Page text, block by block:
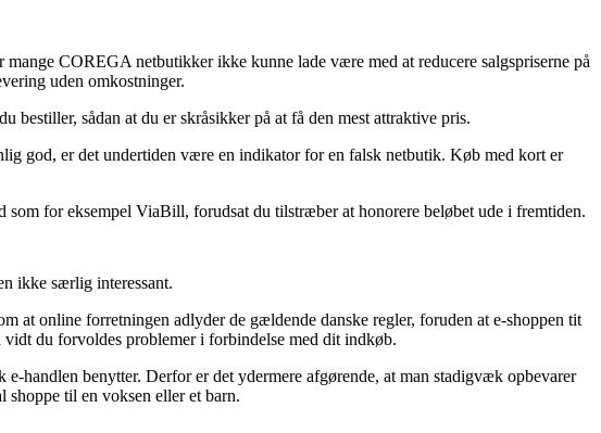
COREGA netbutikker ikke kunne lade være med at reducere salgspriserne på
uden omkostninger.
bestiller, sådan at du er skråsikker på at få den mest attraktive pris.
god, er det undertiden være en indikator for en falsk netbutik. Køb med kort er
for eksempel ViaBill, forudsat du tilstræber at honorere beløbet ude i fremtiden.
ikke særlig interessant.
online forretningen adlyder de gældende danske regler, foruden at e-shoppen tit
du forvoldes problemer i forbindelse med dit indkøb.
handlen benytter. Derfor er det ydermere afgørende, at man stadigvæk opbevarer
shoppe til en voksen eller et barn.